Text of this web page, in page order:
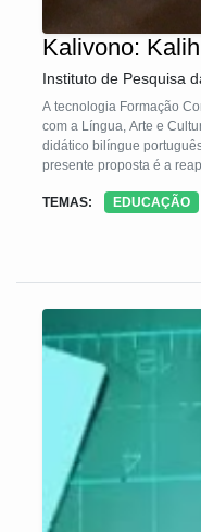
Kalivono:
Instituto de Pesquisa
A tecnologia Formação
com a Língua, Arte e
didático bilíngue
presente proposta é a
construção a partir da
especial nas séries
TEMAS: EDUCAÇÃO